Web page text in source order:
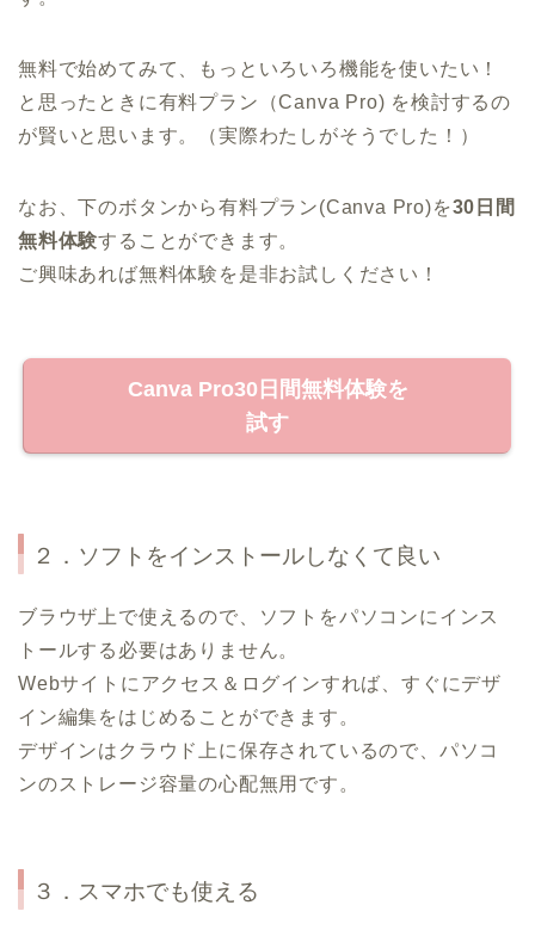
無料で始めてみて、もっといろいろ機能を使いたい！
と思ったときに有料プラン（Canva Pro) を検討するの
が賢いと思います。（実際わたしがそうでした！）
なお、下のボタンから有料プラン(Canva Pro)を30日間
無料体験することができます。
ご興味あれば無料体験を是非お試しください！
Canva Pro30日間無料体験を
試す
２．ソフトをインストールしなくて良い
ブラウザ上で使えるので、ソフトをパソコンにインス
トールする必要はありません。
Webサイトにアクセス＆ログインすれば、すぐにデザ
イン編集をはじめることができます。
デザインはクラウド上に保存されているので、パソコ
ンのストレージ容量の心配無用です。
３．スマホでも使える